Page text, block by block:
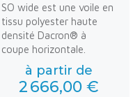
SO wide est une voile en
tissu polyester haute
densité Dacron® à
coupe horizontale.
à partir de
2 666,00 €